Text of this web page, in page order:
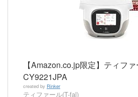
【Amazon.co.jp限定】ティフ
CY9221JPA
created by Rinker
ティファール(T-fal)